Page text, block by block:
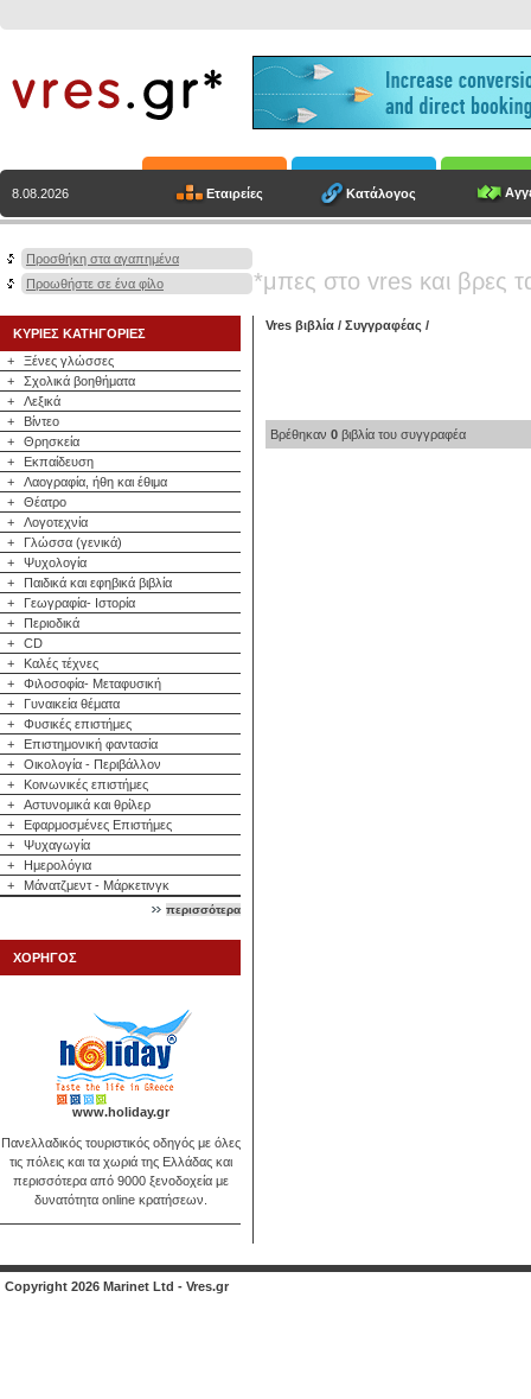
8.08.2026 Εταιρείες Κατάλογος
Προσθήκη στα αγαπημένα
Προωθήστε σε ένα φίλο
*μπες στο vres και βρες
ΚΥΡΙΕΣ ΚΑΤΗΓΟΡΙΕΣ
+
Ξένες γλώσσες
+
Σχολικά βοηθήματα
+
Λεξικά
+
Βίντεο
+
Θρησκεία
+
Εκπαίδευση
+
Λαογραφία, ήθη και έθιμα
+
Θέατρο
+
Λογοτεχνία
+
Γλώσσα (γενικά)
+
Ψυχολογία
+
Παιδικά και εφηβικά βιβλία
+
Γεωγραφία- Ιστορία
+
Περιοδικά
+
CD
+
Καλές τέχνες
+
Φιλοσοφία- Μεταφυσική
+
Γυναικεία θέματα
+
Φυσικές επιστήμες
+
Επιστημονική φαντασία
+
Οικολογία - Περιβάλλον
+
Κοινωνικές επιστήμες
+
Αστυνομικά και θρίλερ
+
Εφαρμοσμένες Επιστήμες
+
Ψυχαγωγία
+
Ημερολόγια
+
Μάνατζμεντ - Μάρκετινγκ
περισσότερα
ΧΟΡΗΓΟΣ
www.holiday.gr
Πανελλαδικός τουριστικός οδηγός με όλες
τις πόλεις και τα χωριά της Ελλάδας και
περισσότερα από 9000 ξενοδοχεία με
δυνατότητα online κρατήσεων.
Vres βιβλία / Συγγραφέας /
Βρέθηκαν 0 βιβλία του συγγραφέα
Copyright 2026 Marinet Ltd - Vres.gr